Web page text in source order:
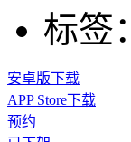
标签：
安卓版下载
APP Store下载
预约